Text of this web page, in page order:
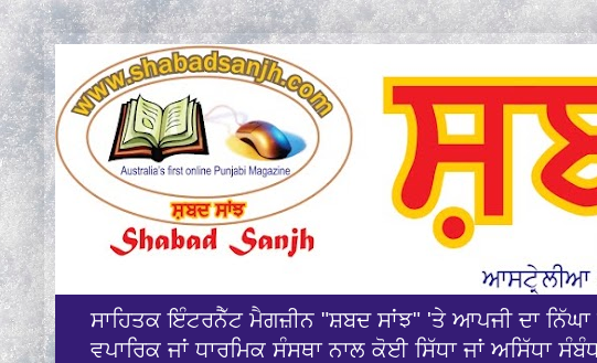
ਸਾਹਿਤਕ ਇੰਟਰਨੈੱਟ ਮੈਗਜ਼ੀਨ "ਸ਼ਬਦ ਸਾਂਝ" 'ਤੇ ਆਪਜੀ ਦਾ ਨਿੱਘਾ
ਵਪਾਰਿਕ ਜਾਂ ਧਾਰਮਿਕ ਸੰਸਥਾ ਨਾਲ ਕੋਈ ਸਿੱਧਾ ਜਾਂ ਅਸਿੱਧਾ